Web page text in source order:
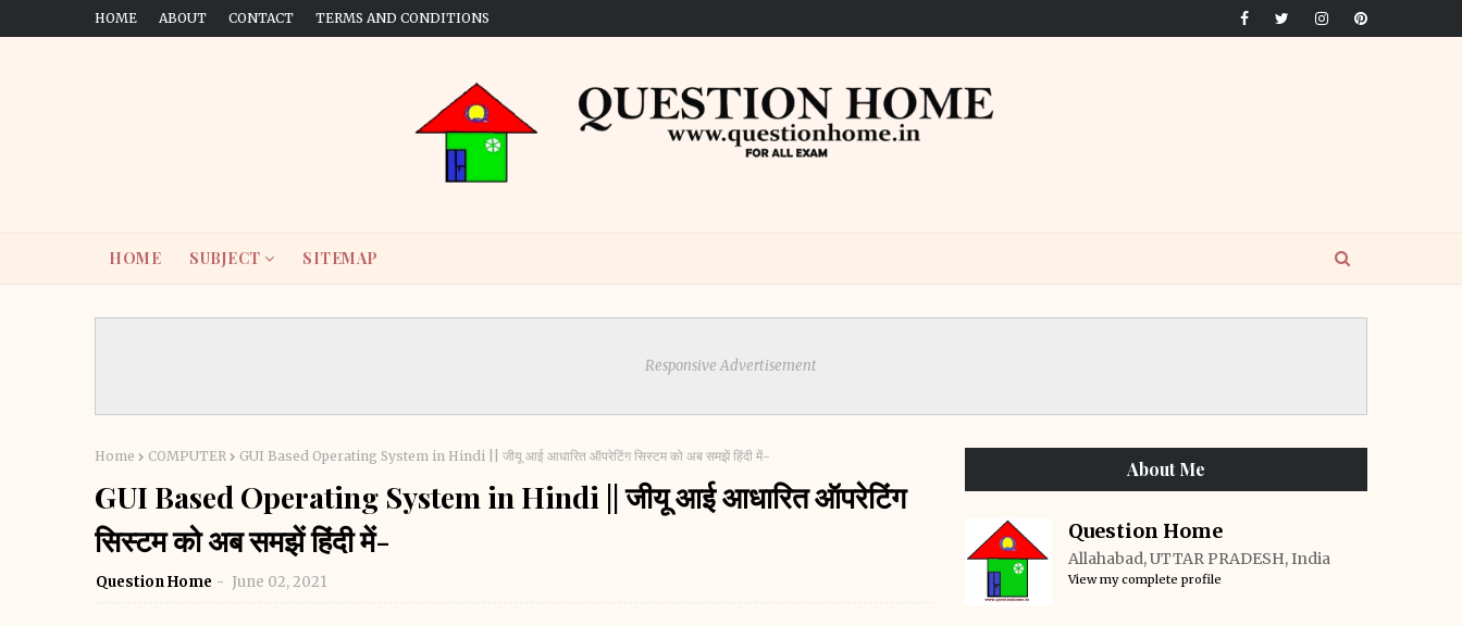
HOME ABOUT CONTACT TERMS AND CONDITIONS
HOME SUBJECT SITEMAP
Responsive Advertisement
Home COMPUTER GUI Based Operating System in Hindi || जीयू आई आधारित ऑपरेटिंग सिस्टम को अब समझें हिंदी में-
GUI Based Operating System in Hindi || जीयू आई आधारित ऑपरेटिंग
सिस्टम को अब समझें हिंदी में-
Question Home June 02, 2021
About Me
Question Home
Allahabad, UTTAR PRADESH, India
View my complete profile